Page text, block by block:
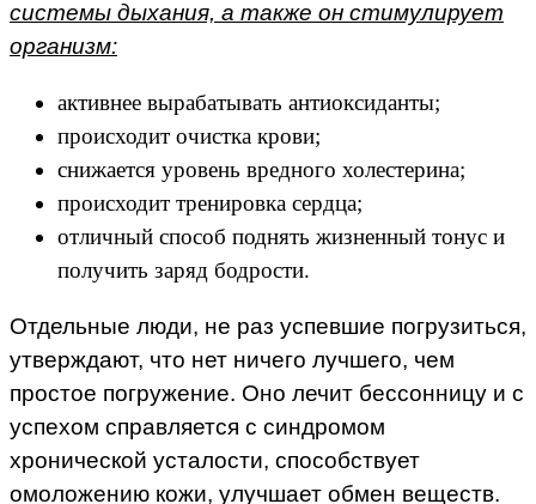
системы дыхания, а также он стимулирует
организм:
активнее вырабатывать антиоксиданты;
происходит очистка крови;
снижается уровень вредного холестерина;
происходит тренировка сердца;
отличный способ поднять жизненный тонус и
получить заряд бодрости.
Отдельные люди, не раз успевшие погрузиться,
утверждают, что нет ничего лучшего, чем
простое погружение. Оно лечит бессонницу и с
успехом справляется с синдромом
хронической усталости, способствует
омоложению кожи, улучшает обмен веществ.